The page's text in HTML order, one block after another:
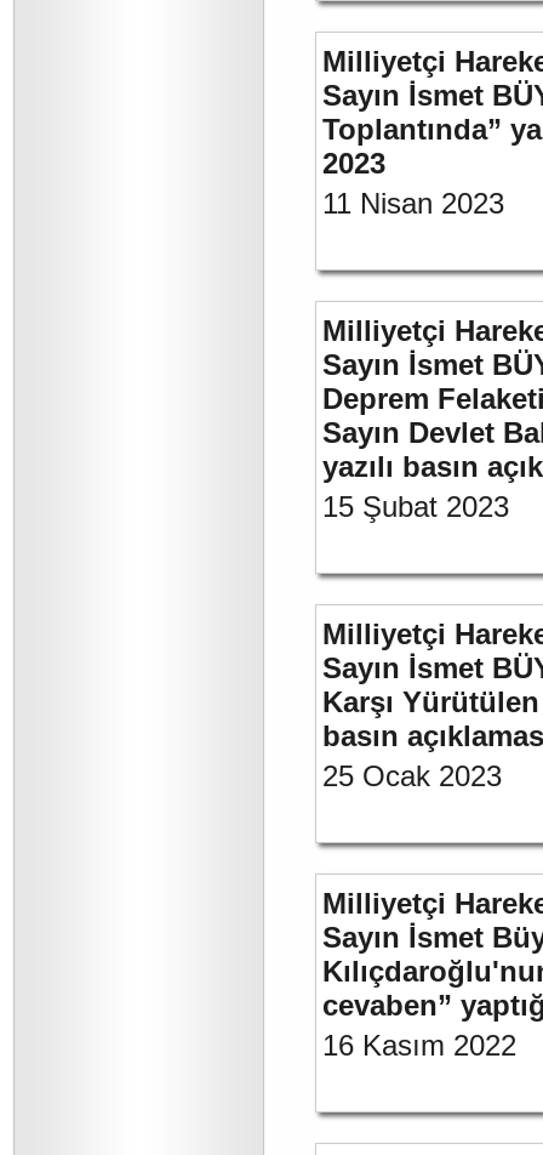
Milliyetçi
Sayın İsmet
Toplantında”
2023
11 Nisan 2023
Milliyetçi
Sayın İsmet
Deprem
Sayın Devlet
yazılı basın
15 Şubat 2023
Milliyetçi
Sayın İsmet
Karşı Yürütülen
basın
25 Ocak 2023
Milliyetçi
Sayın İsmet
cevaben”
16 Kasım 2022